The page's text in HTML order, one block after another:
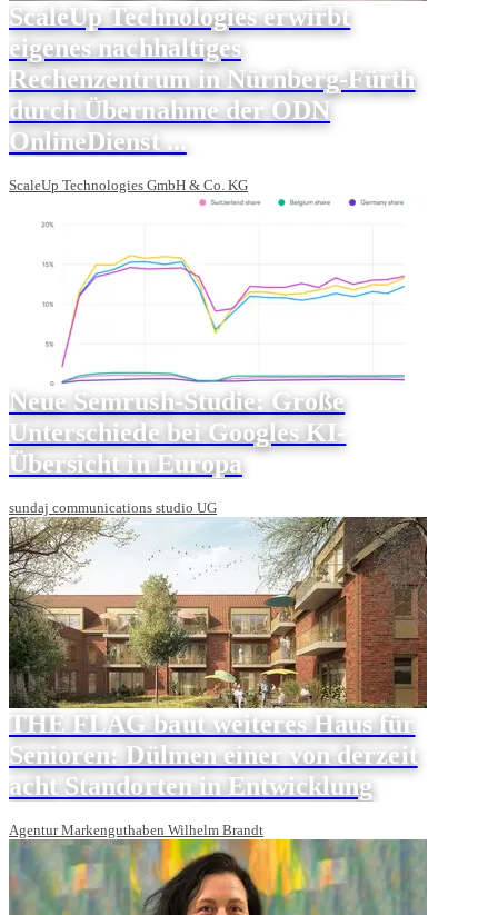
ScaleUp Technologies erwirbt
eigenes nachhaltiges
Rechenzentrum in Nürnberg-Fürth
durch Übernahme der ODN
OnlineDienst ...
ScaleUp Technologies GmbH & Co. KG
Neue Semrush-Studie: Große
Unterschiede bei Googles KI-
Übersicht in Europa
sundaj communications studio UG
THE FLAG baut weiteres Haus für
Senioren: Dülmen einer von derzeit
acht Standorten in Entwicklung
Agentur Markenguthaben Wilhelm Brandt